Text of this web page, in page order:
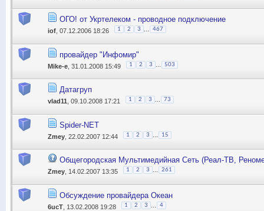
ОГО! от Укртелеком - проводное подключение
iof , 07.12.2006 18:26 1 2 3 467
провайдер "Инфомир"
Mike-e , 31.01.2008 15:49 1 2 3 503
Датагруп
vlad11 , 09.10.2008 17:21 1 2 3 73
Spider-NET
Zmey , 22.02.2007 12:44 1 2 3 15
Общегородская Мультимедийная Сеть (Реaл-ТВ,
Zmey , 14.02.2007 13:35 1 2 3 261
Обсуждение провайдера Океан
6ucT , 13.02.2008 19:28 1 2 3 4